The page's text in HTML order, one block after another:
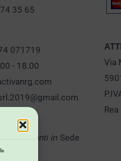
35 65
071719
- 18.00
in Sede
Via